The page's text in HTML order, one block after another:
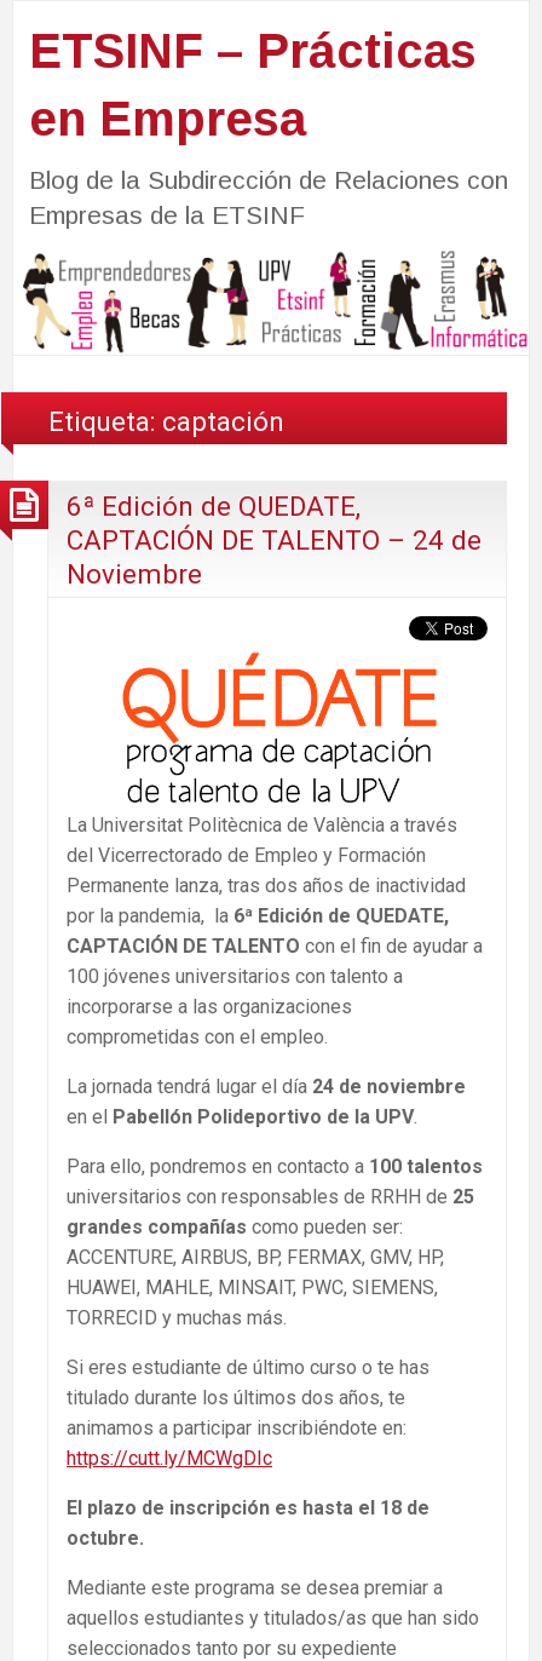
ETSINF – Prácticas
en Empresa
Blog de la Subdirección de Relaciones con
Empresas de la ETSINF
Etiqueta: captación
6ª Edición de QUEDATE,
CAPTACIÓN DE TALENTO – 24 de
Noviembre
La Universitat Politècnica de València a través
del Vicerrectorado de Empleo y Formación
Permanente lanza, tras dos años de inactividad
por la pandemia, la 6ª Edición de QUEDATE,
CAPTACIÓN DE TALENTO con el fin de ayudar a
100 jóvenes universitarios con talento a
incorporarse a las organizaciones
comprometidas con el empleo.
La jornada tendrá lugar el día 24 de noviembre
en el Pabellón Polideportivo de la UPV.
Para ello, pondremos en contacto a 100 talentos
universitarios con responsables de RRHH de 25
grandes compañías como pueden ser:
ACCENTURE, AIRBUS, BP, FERMAX, GMV, HP,
HUAWEI, MAHLE, MINSAIT, PWC, SIEMENS,
TORRECID y muchas más.
Si eres estudiante de último curso o te has
titulado durante los últimos dos años, te
animamos a participar inscribiéndote en:
https://cutt.ly/MCWgDIc
El plazo de inscripción es hasta el 18 de
octubre.
Mediante este programa se desea premiar a
aquellos estudiantes y titulados/as que han sido
seleccionados tanto por su expediente